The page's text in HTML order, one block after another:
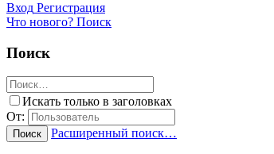
Вход Регистрация
Что нового? Поиск
Поиск
Искать только в заголовках
От:
Поиск Расширенный поиск…